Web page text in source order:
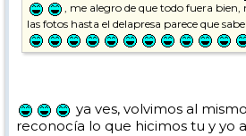
, me alegro de que todo fuera bien,
las fotos hasta el delapresa parece que
ya ves, volvimos al
reconocía lo que hicimos tu y yo